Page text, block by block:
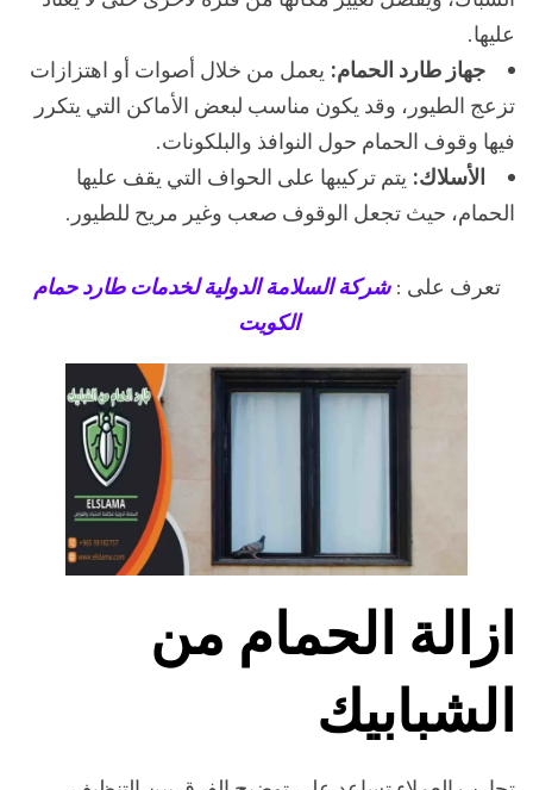
عليها.
جهاز طارد الحمام: يعمل من خلال أصوات أو اهتزازات
تزعج الطيور، وقد يكون مناسب لبعض الأماكن التي يتكرر
فيها وقوف الحمام حول النوافذ والبلكونات.
الأسلاك: يتم تركيبها على الحواف التي يقف عليها
الحمام، حيث تجعل الوقوف صعب وغير مريح للطيور.
تعرف على :شركة السلامة الدولية لخدمات طارد حمام
الكويت
ازالة الحمام من
الشبابيك